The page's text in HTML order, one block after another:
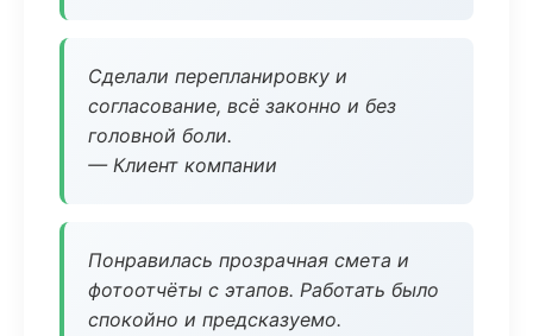
Сделали перепланировку и
согласование, всё законно и без
головной боли.
— Клиент компании
Понравилась прозрачная смета и
фотоотчёты с этапов. Работать было
спокойно и предсказуемо.